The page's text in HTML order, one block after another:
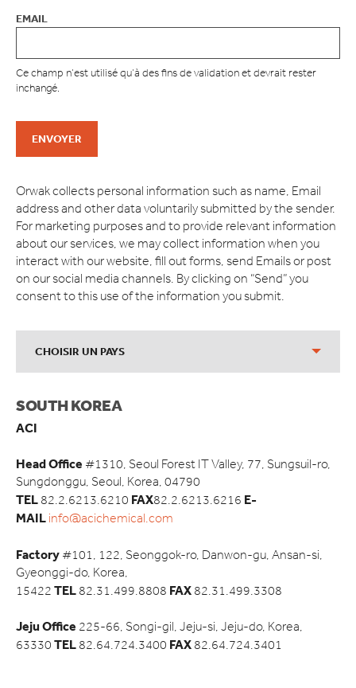
EMAIL
Ce champ n’est utilisé qu’à des fins de validation et devrait rester
inchangé.
Orwak collects personal information such as name, Email
address and other data voluntarily submitted by the sender.
For marketing purposes and to provide relevant information
about our services, we may collect information when you
interact with our website, fill out forms, send Emails or post
on our social media channels. By clicking on “Send” you
consent to this use of the information you submit.
CHOISIR UN PAYS
SOUTH KOREA
ACI
Head Office #1310, Seoul Forest IT Valley, 77, Sungsuil-ro,
Sungdonggu, Seoul, Korea, 04790
TEL 82.2.6213.6210 FAX82.2.6213.6216 E-
MAIL info@acichemical.com
Factory #101, 122, Seonggok-ro, Danwon-gu, Ansan-si,
Gyeonggi-do, Korea,
15422 TEL 82.31.499.8808 FAX 82.31.499.3308
Jeju Office 225-66, Songi-gil, Jeju-si, Jeju-do, Korea,
63330 TEL 82.64.724.3400 FAX 82.64.724.3401